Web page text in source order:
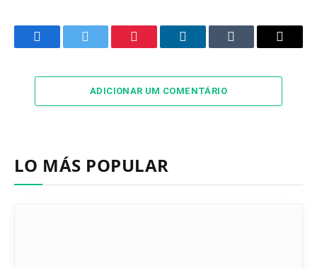
FacebookTwitter Pinterest LinkedInTumblr Email
ADICIONAR UM COMENTÁRIO
LO MÁS POPULAR